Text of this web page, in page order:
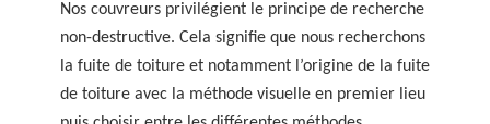
Nos couvreurs privilégient le principe de recherche
non-destructive. Cela signifie que nous recherchons
la fuite de toiture et notamment l’origine de la fuite
de toiture avec la méthode visuelle en premier lieu